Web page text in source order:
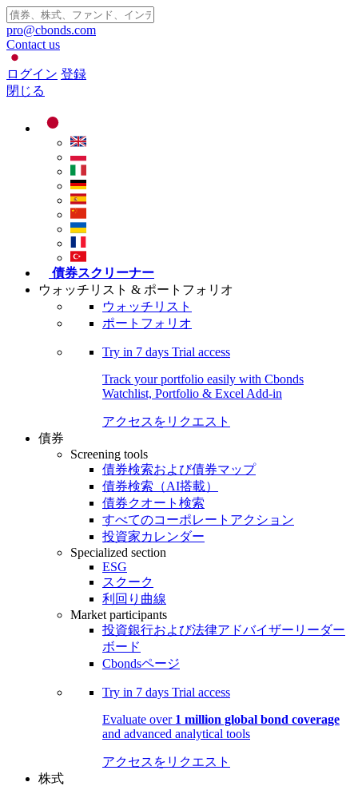
pro@cbonds.com
Contact us
ログイン 登録
閉じる
債券スクリーナー
ウォッチリスト & ポートフォリオ
ウォッチリスト
ポートフォリオ
Try in 7 days Trial access
Track your portfolio easily with Cbonds
Watchlist, Portfolio & Excel Add-in
アクセスをリクエスト
債券
Screening tools
債券検索および債券マップ
債券検索（AI搭載）
債券クオート検索
すべてのコーポレートアクション
投資家カレンダー
Specialized section
ESG
スクーク
利回り曲線
Market participants
投資銀行および法律アドバイザーリーダー
ボード
Cbondsページ
Try in 7 days Trial access
Evaluate over 1 million global bond coverage
and advanced analytical tools
アクセスをリクエスト
株式